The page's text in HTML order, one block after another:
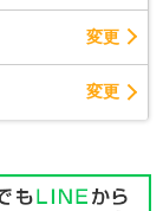
変更
変更